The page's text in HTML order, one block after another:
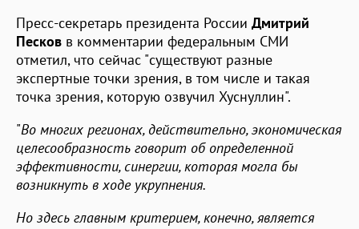
Пресс-секретарь президента России Дмитрий
Песков в комментарии федеральным СМИ
отметил, что сейчас "существуют разные
экспертные точки зрения, в том числе и такая
точка зрения, которую озвучил Хуснуллин".
"Во многих регионах, действительно, экономическая
целесообразность говорит об определенной
эффективности, синергии, которая могла бы
возникнуть в ходе укрупнения.
Но здесь главным критерием, конечно, является